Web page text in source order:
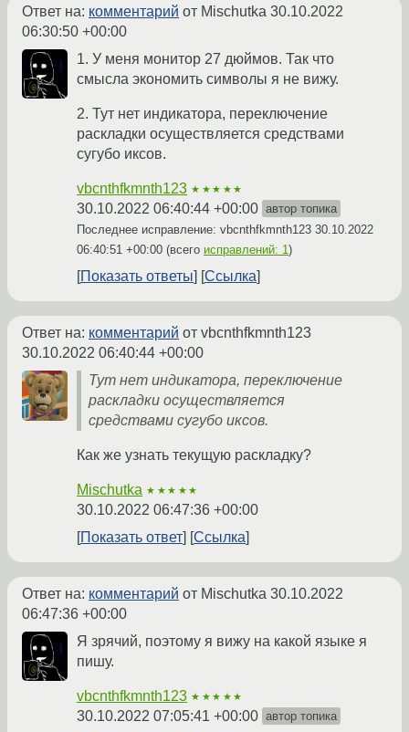
Ответ на: комментарий от Mischutka 30.10.2022
06:30:50 +00:00
1. У меня монитор 27 дюймов. Так что
смысла экономить символы я не вижу.
2. Тут нет индикатора, переключение
раскладки осуществляется средствами
сугубо иксов.
vbcnthfkmnth123 ★★★★★
30.10.2022 06:40:44 +00:00 автор топика
Последнее исправление: vbcnthfkmnth123 30.10.2022
06:40:51 +00:00 (всего исправлений: 1)
Показать ответы Ссылка
Ответ на: комментарий от vbcnthfkmnth123
30.10.2022 06:40:44 +00:00
Тут нет индикатора, переключение
раскладки осуществляется
средствами сугубо иксов.
Как же узнать текущую раскладку?
Mischutka ★★★★★
30.10.2022 06:47:36 +00:00
Показать ответ
Ссылка
Ответ на: комментарий от Mischutka 30.10.2022
06:47:36 +00:00
Я зрячий, поэтому я вижу на какой языке я
пишу.
vbcnthfkmnth123 ★★★★★
30.10.2022 07:05:41 +00:00 автор топика